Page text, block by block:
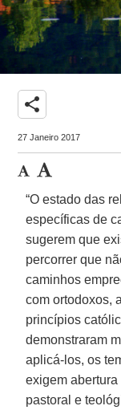
share
27 Janeiro 2017
“O estado das
específicas de
sugerem que
percorrer que
caminhos
com ortodoxos,
princípios
demonstraram
aplicá-los, os
exigem
pastoral e